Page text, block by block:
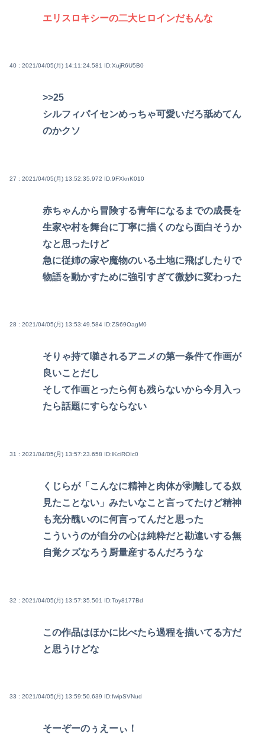
エリスロキシーの二大ヒロインだもんな
40 : 2021/04/05(月) 14:11:24.581 ID:XujR6U5B0
>>25
シルフィパイセンめっちゃ可愛いだろ舐めてん
のかクソ
27 : 2021/04/05(月) 13:52:35.972 ID:9FXknK010
赤ちゃんから冒険する青年になるまでの成長を
生家や村を舞台に丁寧に描くのなら面白そうか
なと思ったけど
急に従姉の家や魔物のいる土地に飛ばしたりで
物語を動かすために強引すぎて微妙に変わった
28 : 2021/04/05(月) 13:53:49.584 ID:ZS69OagM0
そりゃ持て囃されるアニメの第一条件て作画が
良いことだし
そして作画とったら何も残らないから今月入っ
たら話題にすらならない
31 : 2021/04/05(月) 13:57:23.658 ID:lKciROIc0
くじらが「こんなに精神と肉体が剥離してる奴
見たことない」みたいなこと言ってたけど精神
も充分醜いのに何言ってんだと思った
こういうのが自分の心は純粋だと勘違いする無
自覚クズなろう厨量産するんだろうな
32 : 2021/04/05(月) 13:57:35.501 ID:Toy8177Bd
この作品はほかに比べたら過程を描いてる方だ
と思うけどな
33 : 2021/04/05(月) 13:59:50.639 ID:fwipSVNud
そーぞーのぅえーぃ！